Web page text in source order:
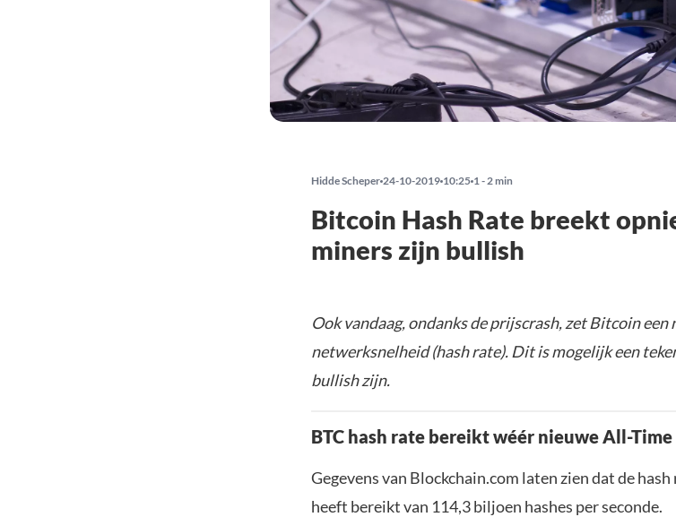
Hidde Scheper 24-10-2019 10:25 1 - 2 min
Bitcoin Hash Rate breekt
miners zijn bullish
Ook vandaag, ondanks de prijscrash, zet Bitcoin
netwerksnelheid (hash rate). Dit is mogelijk een
bullish zijn.
BTC hash rate bereikt wéér nieuwe All-Time
Gegevens van Blockchain.com laten zien dat de
heeft bereikt van 114,3 biljoen hashes per seconde.